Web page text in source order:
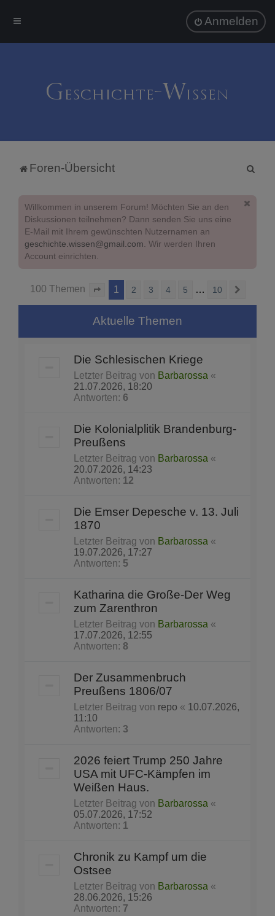
Anmelden
Foren-Übersicht
Willkommen in unserem Forum! Möchten Sie an den
Diskussionen teilnehmen? Dann senden Sie uns eine
E-Mail mit Ihrem gewünschten Nutzernamen an
geschichte.wissen@gmail.com. Wir werden Ihren
Account einrichten.
100 Themen Seite von 10
1 2 3 4 5 … 10
Aktuelle Themen
Die Schlesischen Kriege
Letzter Beitrag von Barbarossa «
21.07.2026, 18:20
Antworten: 6
Die Kolonialplitik Brandenburg-
Preußens
Letzter Beitrag von Barbarossa «
20.07.2026, 14:23
Antworten: 12
Die Emser Depesche v. 13. Juli
1870
Letzter Beitrag von Barbarossa «
19.07.2026, 17:27
Antworten: 5
Katharina die Große-Der Weg
zum Zarenthron
Letzter Beitrag von Barbarossa «
17.07.2026, 12:55
Antworten: 8
Der Zusammenbruch
Preußens 1806/07
Letzter Beitrag von repo « 10.07.2026,
11:10
Antworten: 3
2026 feiert Trump 250 Jahre
USA mit UFC-Kämpfen im
Weißen Haus.
Letzter Beitrag von Barbarossa «
05.07.2026, 17:52
Antworten: 1
Chronik zu Kampf um die
Ostsee
Letzter Beitrag von Barbarossa «
28.06.2026, 15:26
Antworten: 7